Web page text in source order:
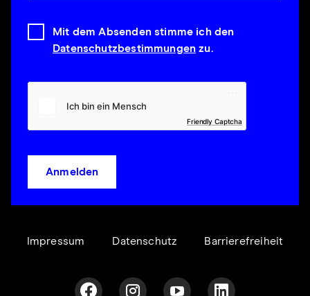
Mit dem Absenden stimme ich den
Datenschutzbestimmungen zu.
Friendly Captcha
Anmelden
Impressum Datenschutz Barrierefreiheit